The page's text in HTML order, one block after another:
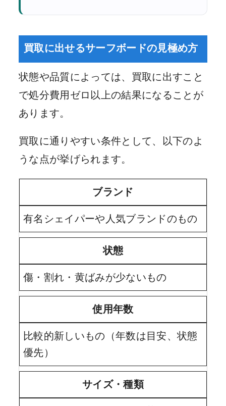
買取に出せるサーフボードの見極め方
状態や品質によっては、買取に出すこと
で処分費用ゼロ以上の結果になることが
あります。
買取に通りやすい条件として、以下のよ
うな点が挙げられます。
ブランド
有名シェイパーや人気ブランドのもの
状態
傷・割れ・黄ばみが少ないもの
使用年数
比較的新しいもの（年数は目安、状態
優先）
サイズ・種類